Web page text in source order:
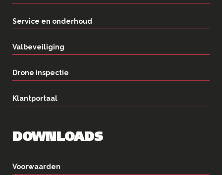
Service en onderhoud
Valbeveiliging
Drone inspectie
Klantportaal
DOWNLOADS
Voorwaarden